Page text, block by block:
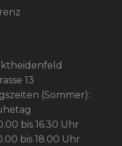
13
(Sommer):
bis 16.30 Uhr
bis 18.00 Uhr